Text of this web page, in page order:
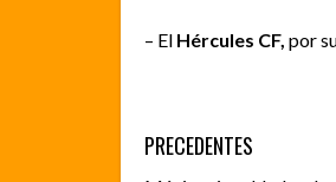
– El Hércules CF, por
PRECEDENTES